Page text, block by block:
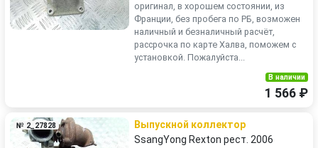
оригинал, в хорошем состоянии, из
Франции, без пробега по РБ, возможен
наличный и безналичный расчёт,
рассрочка по карте Халва, поможем с
установкой. Пожалуйста...
В наличии
1 566 ₽
№ 2_27828
Выпускной коллектор
SsangYong Rexton рест. 2006